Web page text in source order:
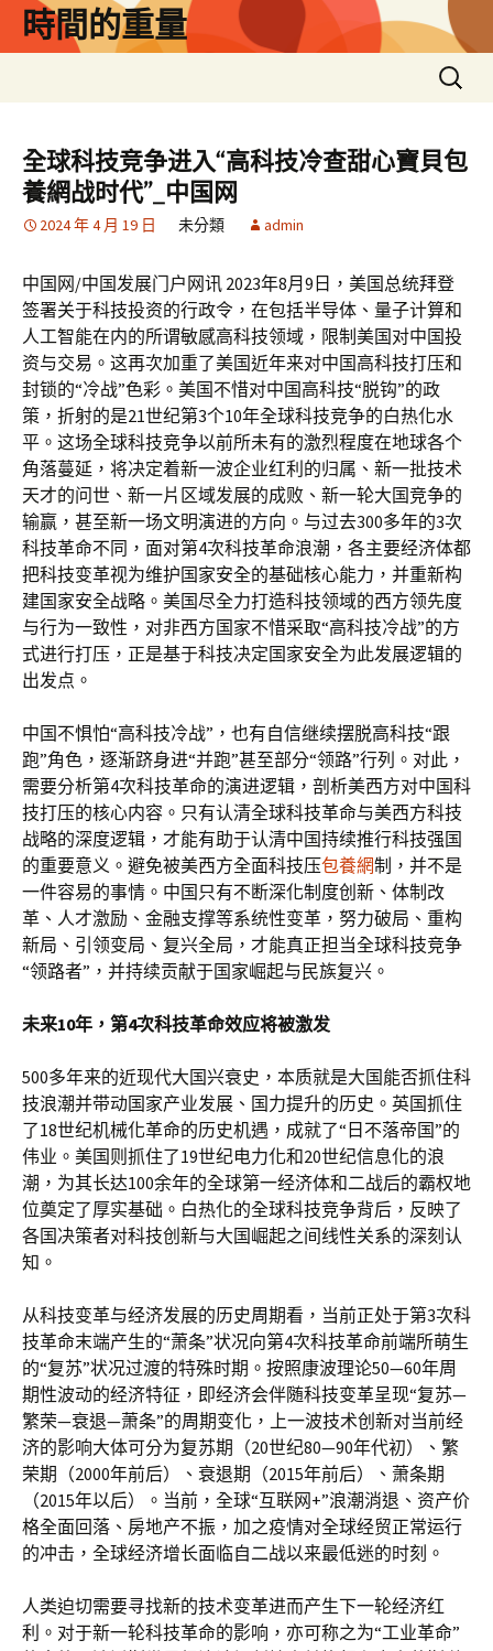
時間的重量
搜
尋
鍵
字:
全球科技竞争进入“高科技冷查甜心寶貝包
養網战时代”_中国网
2024 年 4 月 19 日 未分類 admin
中国网/中国发展门户网讯 2023年8月9日，美国总统拜登
签署关于科技投资的行政令，在包括半导体、量子计算和
人工智能在内的所谓敏感高科技领域，限制美国对中国投
资与交易。这再次加重了美国近年来对中国高科技打压和
封锁的“冷战”色彩。美国不惜对中国高科技“脱钩”的政
策，折射的是21世纪第3个10年全球科技竞争的白热化水
平。这场全球科技竞争以前所未有的激烈程度在地球各个
角落蔓延，将决定着新一波企业红利的归属、新一批技术
天才的问世、新一片区域发展的成败、新一轮大国竞争的
输赢，甚至新一场文明演进的方向。与过去300多年的3次
科技革命不同，面对第4次科技革命浪潮，各主要经济体都
把科技变革视为维护国家安全的基础核心能力，并重新构
建国家安全战略。美国尽全力打造科技领域的西方领先度
与行为一致性，对非西方国家不惜采取“高科技冷战”的方
式进行打压，正是基于科技决定国家安全为此发展逻辑的
出发点。
中国不惧怕“高科技冷战”，也有自信继续摆脱高科技“跟
跑”角色，逐渐跻身进“并跑”甚至部分“领路”行列。对此，
需要分析第4次科技革命的演进逻辑，剖析美西方对中国科
技打压的核心内容。只有认清全球科技革命与美西方科技
战略的深度逻辑，才能有助于认清中国持续推行科技强国
的重要意义。避免被美西方全面科技压包養網制，并不是
一件容易的事情。中国只有不断深化制度创新、体制改
革、人才激励、金融支撑等系统性变革，努力破局、重构
新局、引领变局、复兴全局，才能真正担当全球科技竞争
“领路者”，并持续贡献于国家崛起与民族复兴。
未来10年，第4次科技革命效应将被激发
500多年来的近现代大国兴衰史，本质就是大国能否抓住科
技浪潮并带动国家产业发展、国力提升的历史。英国抓住
了18世纪机械化革命的历史机遇，成就了“日不落帝国”的
伟业。美国则抓住了19世纪电力化和20世纪信息化的浪
潮，为其长达100余年的全球第一经济体和二战后的霸权地
位奠定了厚实基础。白热化的全球科技竞争背后，反映了
各国决策者对科技创新与大国崛起之间线性关系的深刻认
知。
从科技变革与经济发展的历史周期看，当前正处于第3次科
技革命末端产生的“萧条”状况向第4次科技革命前端所萌生
的“复苏”状况过渡的特殊时期。按照康波理论50—60年周
期性波动的经济特征，即经济会伴随科技变革呈现“复苏—
繁荣—衰退—萧条”的周期变化，上一波技术创新对当前经
济的影响大体可分为复苏期（20世纪80—90年代初）、繁
荣期（2000年前后）、衰退期（2015年前后）、萧条期
（2015年以后）。当前，全球“互联网+”浪潮消退、资产价
格全面回落、房地产不振，加之疫情对全球经贸正常运行
的冲击，全球经济增长面临自二战以来最低迷的时刻。
人类迫切需要寻找新的技术变革进而产生下一轮经济红
利。对于新一轮科技革命的影响，亦可称之为“工业革命”